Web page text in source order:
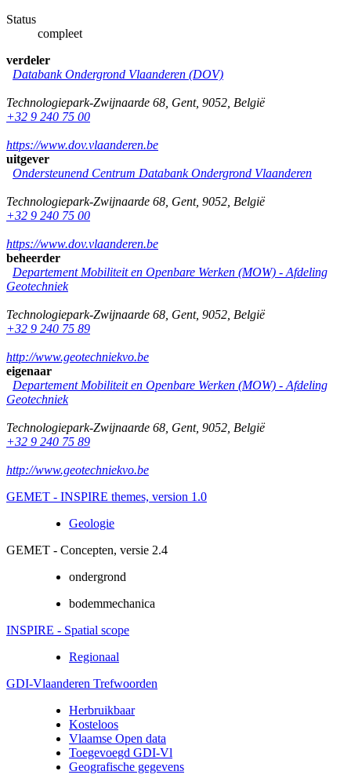
Status
compleet
verdeler
Databank Ondergrond Vlaanderen (DOV)
Technologiepark-Zwijnaarde 68 Gent, 9052 België
+32 9 240 75 00
https://www.dov.vlaanderen.be
uitgever
Ondersteunend Centrum Databank Ondergrond Vlaanderen
Technologiepark-Zwijnaarde 68 Gent, 9052 België
+32 9 240 75 00
https://www.dov.vlaanderen.be
beheerder
Departement Mobiliteit en Openbare Werken (MOW) - Afdeling
Geotechniek
Technologiepark-Zwijnaarde 68 Gent, 9052 België
+32 9 240 75 89
http://www.geotechniekvo.be
eigenaar
Departement Mobiliteit en Openbare Werken (MOW) - Afdeling
Geotechniek
Technologiepark-Zwijnaarde 68 Gent, 9052 België
+32 9 240 75 89
http://www.geotechniekvo.be
GEMET - INSPIRE themes, version 1.0
Geologie
GEMET - Concepten, versie 2.4
ondergrond
bodemmechanica
INSPIRE - Spatial scope
Regionaal
GDI-Vlaanderen Trefwoorden
Herbruikbaar
Kosteloos
Vlaamse Open data
Toegevoegd GDI-Vl
Geografische gegevens